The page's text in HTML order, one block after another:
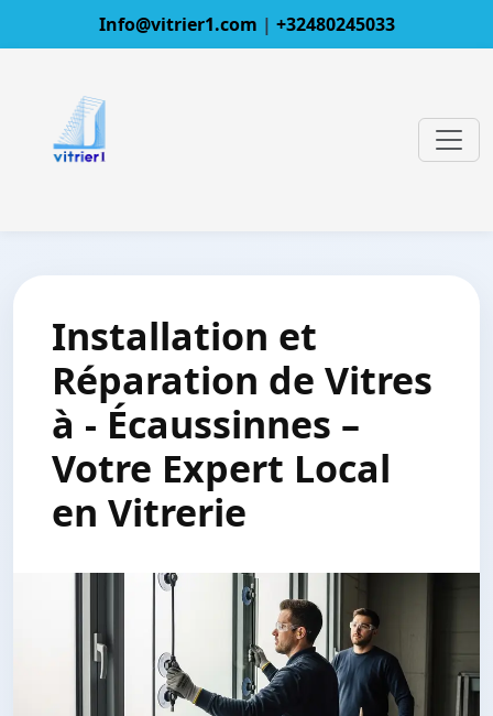
Info@vitrier1.com | +32480245033
Installation et
Réparation de Vitres
à - Écaussinnes –
Votre Expert Local
en Vitrerie